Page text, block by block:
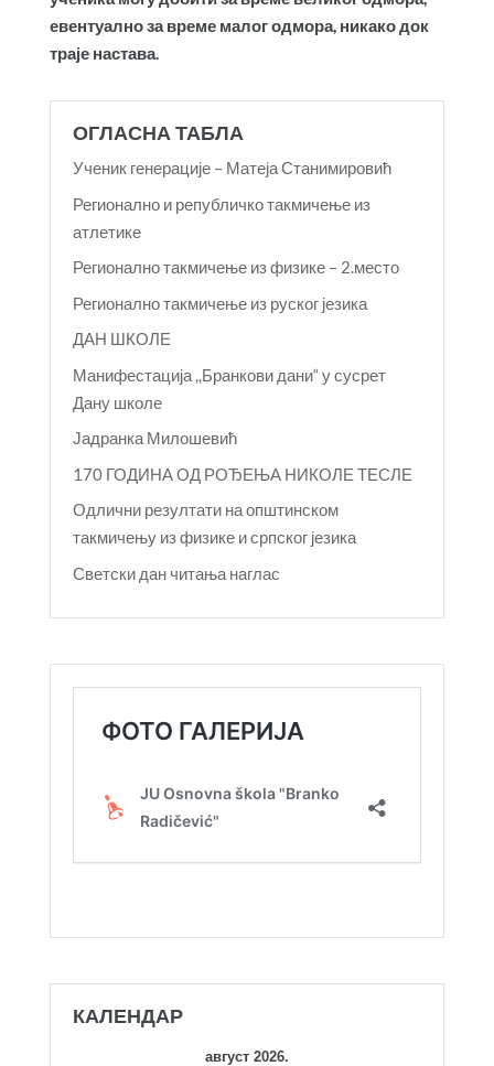
евентуално за време малог одмора, никако док
траје настава.
ОГЛАСНА ТАБЛА
Ученик генерације – Матеја Станимировић
Регионално и републичко такмичење из
атлетике
Регионално такмичење из физике – 2.место
Регионално такмичење из руског језика
ДАН ШКОЛЕ
Манифестација ,,Бранкови дани“ у сусрет
Дану школе
Јадранка Милошевић
170 ГОДИНА ОД РОЂЕЊА НИКОЛЕ ТЕСЛЕ
Одлични резултати на општинском
такмичењу из физике и српског језика
Светски дан читања наглас
КАЛЕНДАР
август 2026.